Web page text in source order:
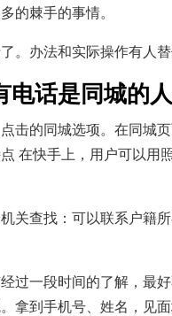
的棘手的事情。
。办法和实际操作有人
电话是同城的
击的同城选项。在同城
在快手上，用户可以用
关查找：可以联系户籍
过一段时间的了解，最
拿到手机号、姓名，见